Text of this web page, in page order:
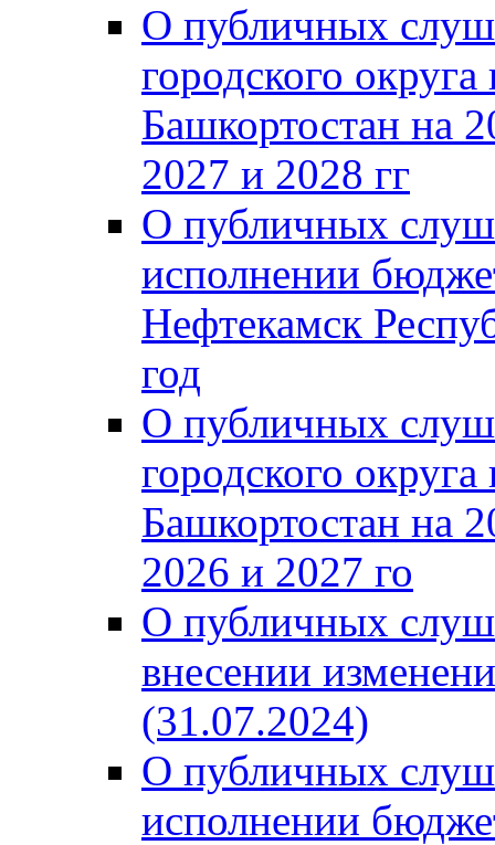
О публичных
городского
Башкортостан на
2027 и 2028 гг
О публичных
исполнении
Нефтекамск
год
О публичных
городского
Башкортостан на
2026 и 2027 го
О публичных
внесении
(31.07.2024)
О публичных
исполнении